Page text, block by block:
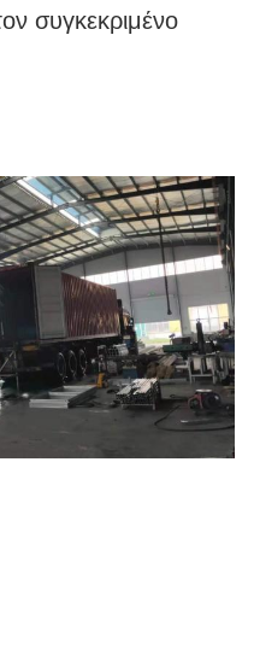
συγκεκριμένο